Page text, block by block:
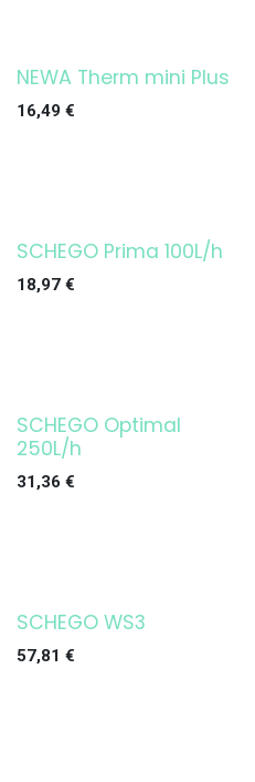
NEWA Therm mini Plus
16,49 €
SCHEGO Prima 100L/h
18,97 €
SCHEGO Optimal
250L/h
31,36 €
SCHEGO WS3
57,81 €